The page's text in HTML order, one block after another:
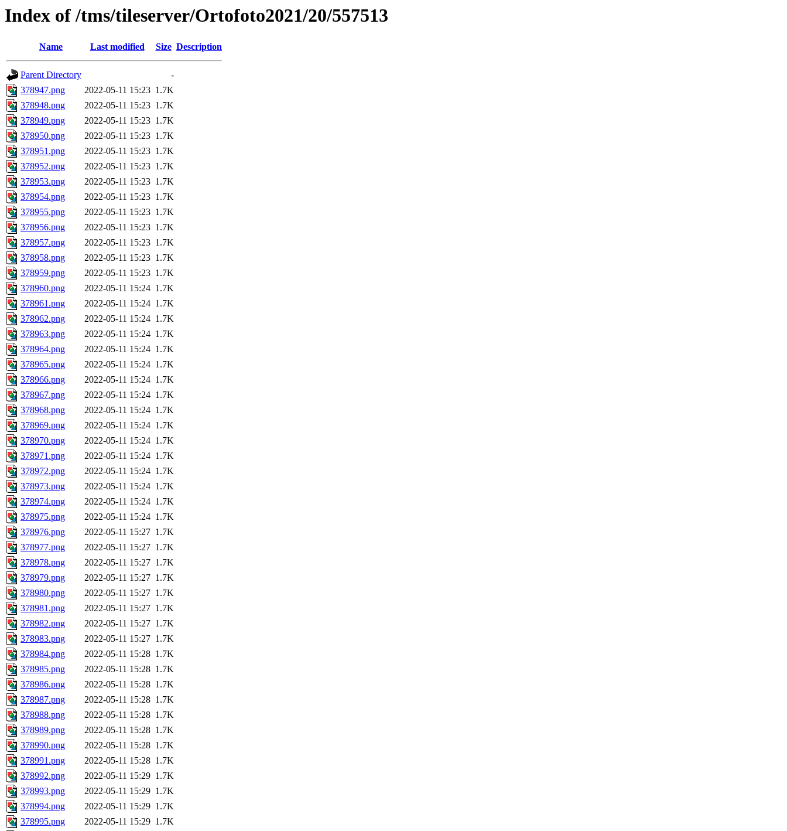
Index of /tms/tileserver/Ortofoto2021/20/557513
Name Last modified Size Description
Parent Directory
-
378947.png
2022-05-11 15:23 1.7K
378948.png
2022-05-11 15:23 1.7K
378949.png
2022-05-11 15:23 1.7K
378950.png
2022-05-11 15:23 1.7K
378951.png
2022-05-11 15:23 1.7K
378952.png
2022-05-11 15:23 1.7K
378953.png
2022-05-11 15:23 1.7K
378954.png
2022-05-11 15:23 1.7K
378955.png
2022-05-11 15:23 1.7K
378956.png
2022-05-11 15:23 1.7K
378957.png
2022-05-11 15:23 1.7K
378958.png
2022-05-11 15:23 1.7K
378959.png
2022-05-11 15:23 1.7K
378960.png
2022-05-11 15:24 1.7K
378961.png
2022-05-11 15:24 1.7K
378962.png
2022-05-11 15:24 1.7K
378963.png
2022-05-11 15:24 1.7K
378964.png
2022-05-11 15:24 1.7K
378965.png
2022-05-11 15:24 1.7K
378966.png
2022-05-11 15:24 1.7K
378967.png
2022-05-11 15:24 1.7K
378968.png
2022-05-11 15:24 1.7K
378969.png
2022-05-11 15:24 1.7K
378970.png
2022-05-11 15:24 1.7K
378971.png
2022-05-11 15:24 1.7K
378972.png
2022-05-11 15:24 1.7K
378973.png
2022-05-11 15:24 1.7K
378974.png
2022-05-11 15:24 1.7K
378975.png
2022-05-11 15:24 1.7K
378976.png
2022-05-11 15:27 1.7K
378977.png
2022-05-11 15:27 1.7K
378978.png
2022-05-11 15:27 1.7K
378979.png
2022-05-11 15:27 1.7K
378980.png
2022-05-11 15:27 1.7K
378981.png
2022-05-11 15:27 1.7K
378982.png
2022-05-11 15:27 1.7K
378983.png
2022-05-11 15:27 1.7K
378984.png
2022-05-11 15:28 1.7K
378985.png
2022-05-11 15:28 1.7K
378986.png
2022-05-11 15:28 1.7K
378987.png
2022-05-11 15:28 1.7K
378988.png
2022-05-11 15:28 1.7K
378989.png
2022-05-11 15:28 1.7K
378990.png
2022-05-11 15:28 1.7K
378991.png
2022-05-11 15:28 1.7K
378992.png
2022-05-11 15:29 1.7K
378993.png
2022-05-11 15:29 1.7K
378994.png
2022-05-11 15:29 1.7K
378995.png
2022-05-11 15:29 1.7K